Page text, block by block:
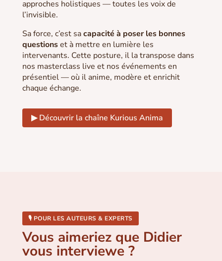
approches holistiques — toutes les voix de
l’invisible.
Sa force, c’est sacapacité à poser les bonnes
questionset à mettre en lumière les
intervenants. Cette posture, il la transpose dans
nos masterclass live et nos événements en
présentiel — où il anime, modère et enrichit
chaque échange.
▶ Découvrir la chaîne Kurious Anima
🎙️ POUR LES AUTEURS & EXPERTS
Vous aimeriez que Didier
vous interviewe ?